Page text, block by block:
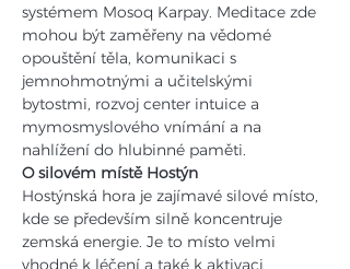
systémem Mosoq Karpay. Meditace zde
mohou být zaměřeny na vědomé
opouštění těla, komunikaci s
jemnohmotnými a učitelskými
bytostmi, rozvoj center intuice a
mymosmyslového vnímání a na
nahlížení do hlubinné paměti.
O silovém místě Hostýn
Hostýnská hora je zajímavé silové místo,
kde se především silně koncentruje
zemská energie. Je to místo velmi
vhodné k léčení a také k aktivaci